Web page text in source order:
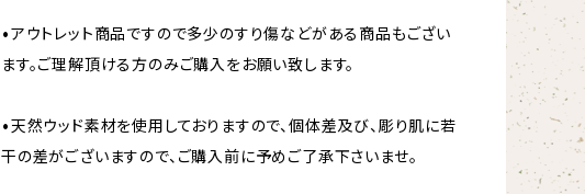
•アウトレット商品ですので多少のすり傷などがある商品もござい
ます。ご理解頂ける方のみご購入をお願い致します。
•天然ウッド素材を使用しておりますので、個体差及び、彫り肌に若
干の差がございますので、ご購入前に予めご了承下さいませ。